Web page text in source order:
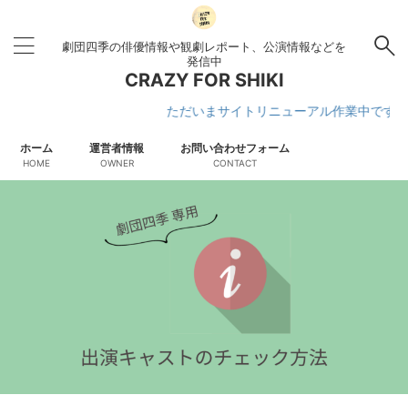
劇団四季の俳優情報や観劇レポート、公演情報などを
発信中
CRAZY FOR SHIKI
ただいまサイトリニューアル作業中です
ホーム
HOME
運営者情報
OWNER
お問い合わせフォーム
CONTACT